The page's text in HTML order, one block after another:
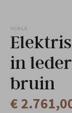
HUKLA
in
bruin
€